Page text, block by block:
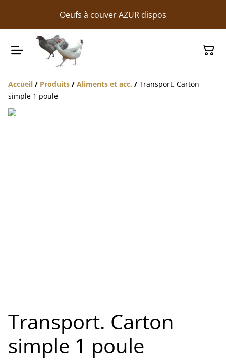
Oeufs à couver AZUR dispos
Accueil / Produits / Aliments et acc. / Transport. Carton
simple 1 poule
Transport. Carton
simple 1 poule